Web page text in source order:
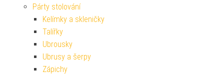
Párty stolování
Kelímky a skleničky
Talířky
Ubrousky
Ubrusy a šerpy
Zápichy